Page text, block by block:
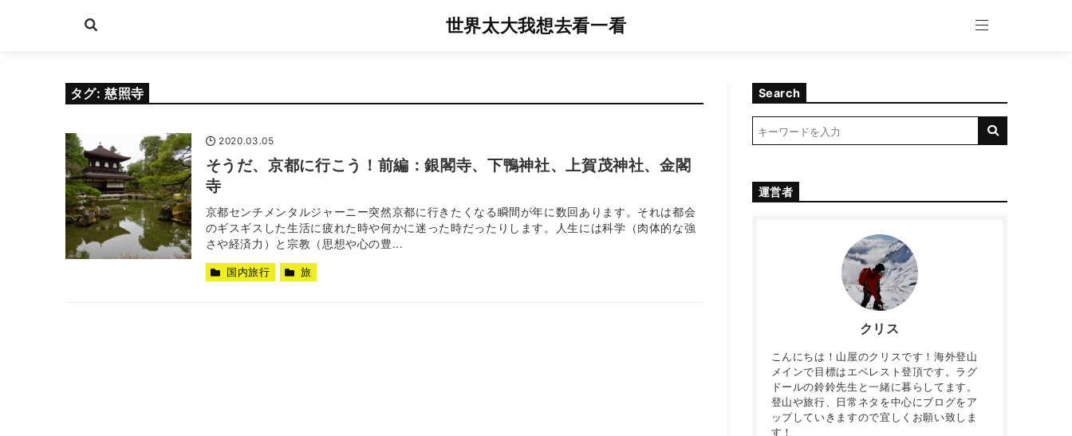
世界太大我想去看一看
タグ:慈照寺
2020.03.05
そうだ、京都に行こう！前編：銀閣寺、下鴨神社、上賀茂神社、金閣
寺
京都センチメンタルジャーニー突然京都に行きたくなる瞬間が年に数回あります。それは都会
のギスギスした生活に疲れた時や何かに迷った時だったりします。人生には科学（肉体的な強
さや経済力）と宗教（思想や心の豊...
国内旅行 旅
Search
運営者
クリス
こんにちは！山屋のクリスです！海外登山
メインで目標はエベレスト登頂です。ラグ
ドールの鈴鈴先生と一緒に暮らしてます。
登山や旅行、日常ネタを中心にブログをア
ップしていきますので宜しくお願い致しま
す！